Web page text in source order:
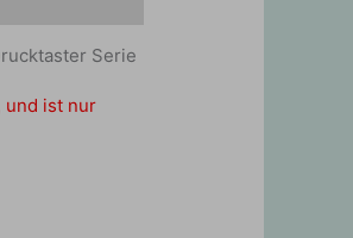
Serie
und ist nur